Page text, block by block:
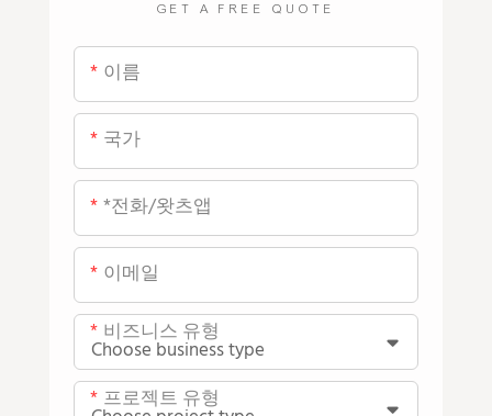
GET A FREE QUOTE
이름
국가
*전화/왓츠앱
이메일
비즈니스 유형
프로젝트 유형